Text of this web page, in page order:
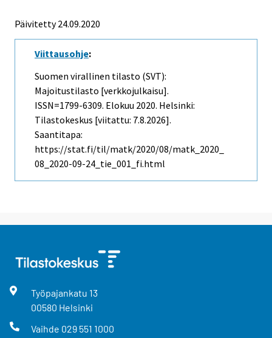
Päivitetty 24.09.2020
Viittausohje:
Suomen virallinen tilasto (SVT):
Majoitustilasto [verkkojulkaisu].
ISSN=1799-6309. Elokuu 2020. Helsinki:
Tilastokeskus [viitattu: 7.8.2026].
Saantitapa:
https://stat.fi/til/matk/2020/08/matk_2020_
08_2020-09-24_tie_001_fi.html
Työpajankatu 13
00580 Helsinki
Vaihde 029 551 1000